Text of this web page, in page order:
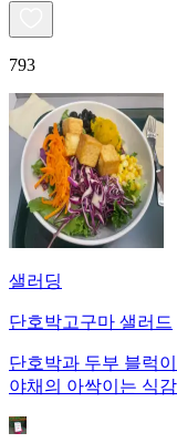
793
샐러딩
단호박고구마 샐러드
단호박과 두부 블럭
야채의 아싹이는 식